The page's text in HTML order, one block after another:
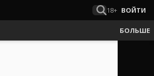
18+ ВОЙТИ
БОЛЬШЕ